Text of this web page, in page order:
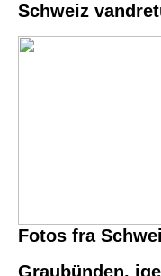
Schweiz
Fotos fra
Graubünden,